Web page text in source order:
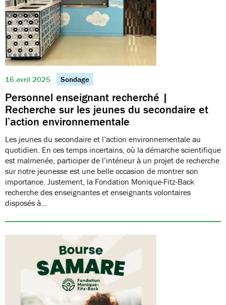
16 avril 2025 Sondage
Personnel enseignant recherché |
Recherche sur les jeunes du secondaire et
l’action environnementale
Les jeunes du secondaire et l’action environnementale au
quotidien. En ces temps incertains, où la démarche scientifique
est malmenée, participer de l’intérieur à un projet de recherche
sur notre jeunesse est une belle occasion de montrer son
importance. Justement, la Fondation Monique-Fitz-Back
recherche des enseignantes et enseignants volontaires
disposés à…